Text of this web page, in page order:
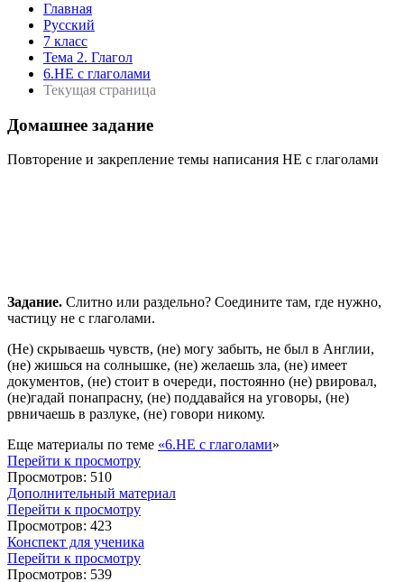
Главная
Русский
7 класс
Тема 2. Глагол
6.НЕ с глаголами
Текущая страница
Домашнее задание
Повторение и закрепление темы написания НЕ с глаголами
Задание. Слитно или раздельно? Соедините там, где нужно,
частицу не с глаголами.
(Не) скрываешь чувств, (не) могу забыть, не был в Англии,
(не) жишься на солнышке, (не) желаешь зла, (не) имеет
документов, (не) стоит в очереди, постоянно (не) рвировал,
(не)гадай понапрасну, (не) поддавайся на уговоры, (не)
рвничаешь в разлуке, (не) говори никому.
Еще материалы по теме «6.НЕ с глаголами»
Перейти к просмотру
Просмотров: 510
Дополнительный материал
Перейти к просмотру
Просмотров: 423
Конспект для ученика
Перейти к просмотру
Просмотров: 539